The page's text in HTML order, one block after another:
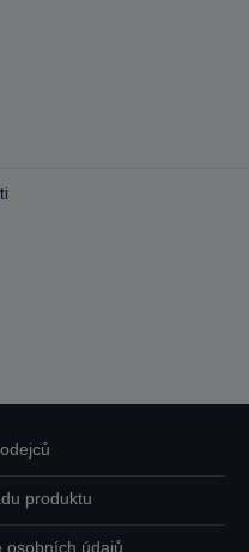
produktu
osobních údajů